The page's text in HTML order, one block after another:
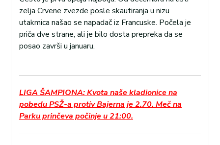
zelja Crvene zvezde posle skautiranja u nizu
utakmica našao se napadač iz Francuske. Počela je
priča dve strane, ali je bilo dosta prepreka da se
posao završi u januaru.
LIGA ŠAMPIONA: Kvota naše kladionice na
pobedu PSŽ-a protiv Bajerna je 2.70. Meč na
Parku prinčeva počinje u 21:00.